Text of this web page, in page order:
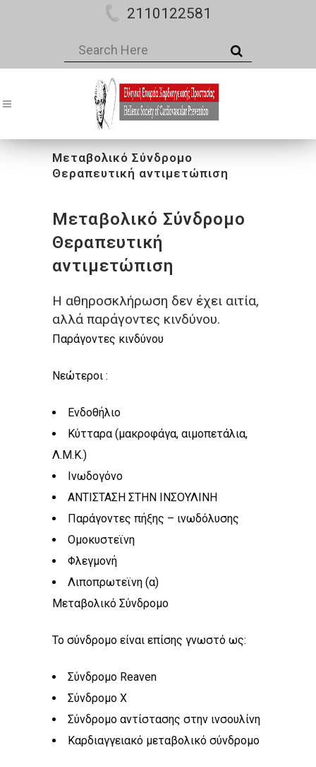
2110122581
Μεταβολικό Σύνδρομο
Θεραπευτική αντιμετώπιση
Μεταβολικό Σύνδρομο
Θεραπευτική
αντιμετώπιση
Η αθηροσκλήρωση δεν έχει αιτία,
αλλά παράγοντες κινδύνου.
Παράγοντες κινδύνου
Νεώτεροι :
Ενδοθήλιο
Κύτταρα (μακροφάγα, αιμοπετάλια,
Λ.Μ.Κ.)
Ινωδογόνο
ΑΝΤΙΣΤΑΣΗ ΣΤΗΝ ΙΝΣΟΥΛΙΝΗ
Παράγοντες πήξης – ινωδόλυσης
Ομοκυστεϊνη
Φλεγμονή
Λιποπρωτεϊνη (α)
Μεταβολικό Σύνδρομο
Το σύνδρομο είναι επίσης γνωστό ως:
Σύνδρομο Reaven
Σύνδρομο Χ
Σύνδρομο αντίστασης στην ινσουλίνη
Καρδιαγγειακό μεταβολικό σύνδρομο